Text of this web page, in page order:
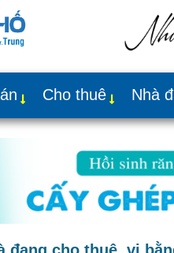
Cho thuê Nhà